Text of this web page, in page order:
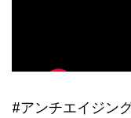
#アンチエイジン